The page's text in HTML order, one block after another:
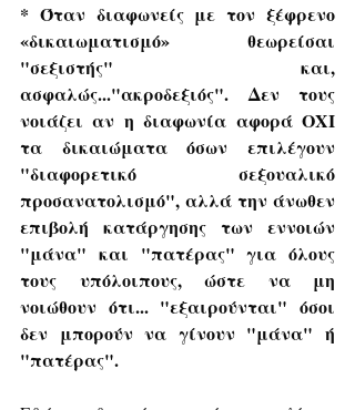
* Όταν διαφωνείς με τον ξέφρενο
«δικαιωματισμό» θεωρείσαι
"σεξιστής" και,
ασφαλώς..."ακροδεξιός". Δεν τους
νοιάζει αν η διαφωνία αφορά ΟΧΙ
τα δικαιώματα όσων επιλέγουν
"διαφορετικό σεξουαλικό
προσανατολισμό", αλλά την άνωθεν
επιβολή κατάργησης των εννοιών
"μάνα" και "πατέρας" για όλους
τους υπόλοιπους, ώστε να μη
νοιώθουν ότι... "εξαιρούνται" όσοι
δεν μπορούν να γίνουν "μάνα" ή
"πατέρας".